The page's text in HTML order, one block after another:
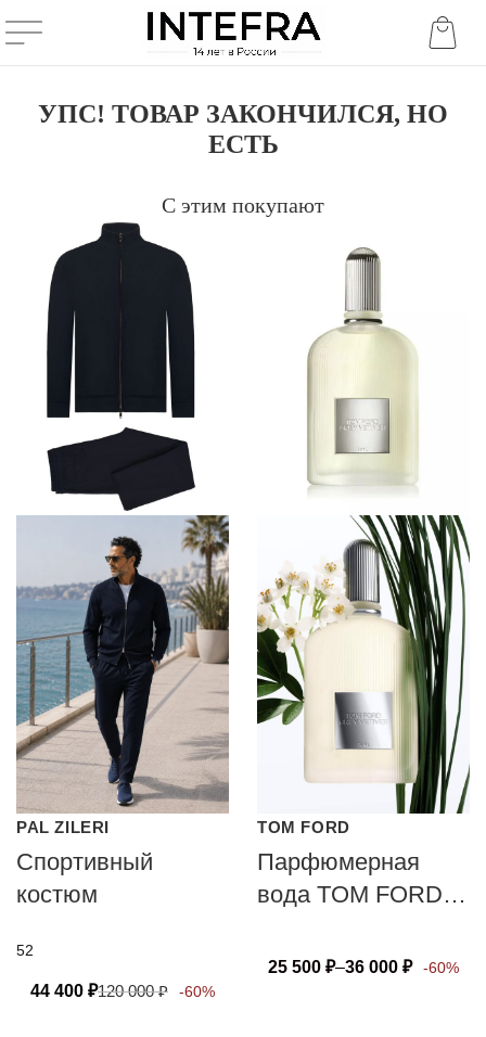
УПС! ТОВАР ЗАКОНЧИЛСЯ, НО
ЕСТЬ
С этим покупают
PAL ZILERI
Спортивный
костюм
52
44 400 ₽120 000₽ -60%
TOM FORD
Парфюмерная
вода TOM FORD
25 500 ₽–36 000 ₽ -60%